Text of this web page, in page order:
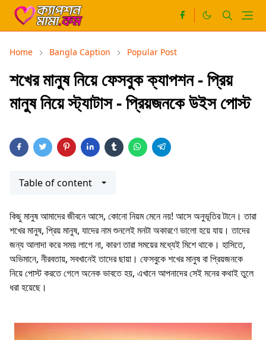
Home Bangla Caption Popular Post
শখের মানুষ নিয়ে ফেসবুক ক্যাপশন - প্রিয়
মানুষ নিয়ে স্ট্যাটাস - প্রিয়জনকে উইস পোস্ট
Table of content
কিছু মানুষ আমাদের জীবনে আসে, কোনো নিয়ম মেনে নয়! আসে অনুভূতির টানে। তারা
শখের মানুষ, প্রিয় মানুষ, যাদের নাম শুনলেই মনটা অকারণে ভালো হয়ে যায়। তাদের
জন্য আলাদা করে সময় লাগে না, কারণ তারা সময়ের মধ্যেই মিশে থাকে। হাসিতে,
অভিমানে, নীরবতায়, সবখানেই তাদের ছায়া। ফেসবুকে শখের মানুষ বা প্রিয়জনকে
নিয়ে পোস্ট করতে গেলে অনেক ভাবতে হয়, এখানে আপনাদের সেই মনের কথাই তুলে
ধরা হয়েছে।